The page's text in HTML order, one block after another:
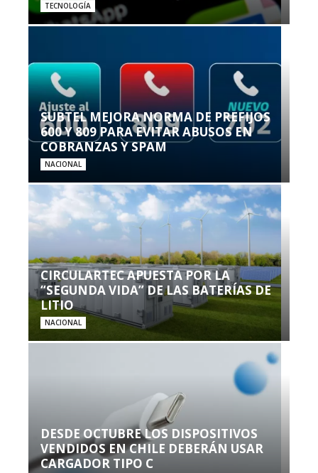
TECNOLOGÍA
SUBTEL MEJORA NORMA DE PREFIJOS
600 Y 809 PARA EVITAR ABUSOS EN
COBRANZAS Y SPAM
NACIONAL
CIRCULARTEC APUESTA POR LA
“SEGUNDA VIDA” DE LAS BATERÍAS DE
LITIO
NACIONAL
DESDE OCTUBRE LOS DISPOSITIVOS
VENDIDOS EN CHILE DEBERÁN USAR
CARGADOR TIPO C